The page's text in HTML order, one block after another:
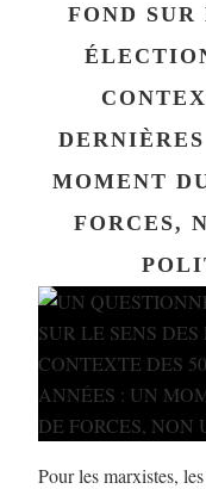
FOND SUR
MOMENT
FORCES,
Pour les marxistes,